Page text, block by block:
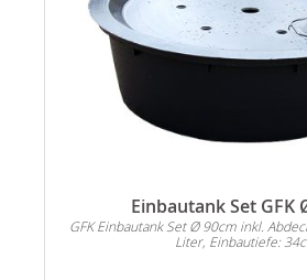
Einbautank Set GFK
GFK Einbautank Set Ø 90cm inkl.
Liter, Einbautiefe: